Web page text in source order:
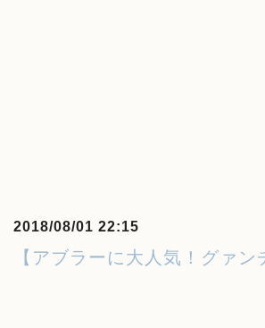
2018/08/01 22:15
【アブラーに大人気！グァ